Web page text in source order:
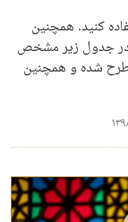
کنید. همچنین
در جدول زیر مشخص
شده و همچنین